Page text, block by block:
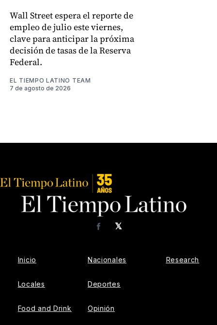
Wall Street espera el reporte de
empleo de julio este viernes,
clave para anticipar la próxima
decisión de tasas de la Reserva
Federal.
EL TIEMPO LATINO TEAM
7 de agosto de 2026
𝕏
Facebook
Inicio
Locales
Food and Drink
Nacionales
Deportes
Opinión
Research